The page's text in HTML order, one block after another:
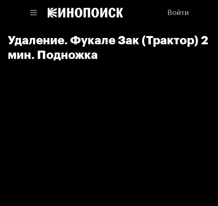
Войти
Удаление. Фукале Зак (Трактор) 2
мин. Подножка